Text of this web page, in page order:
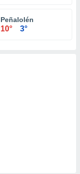
Peñalolén
10° 3°